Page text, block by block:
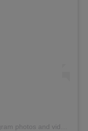
photos and videos